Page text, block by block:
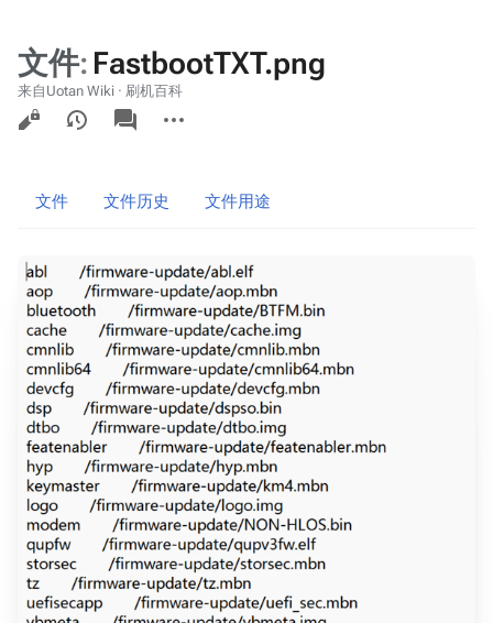
文件: FastbootTXT.png
来自Uotan Wiki · 刷机百科
看
associated-
pages
文件 文件历史 文件用途